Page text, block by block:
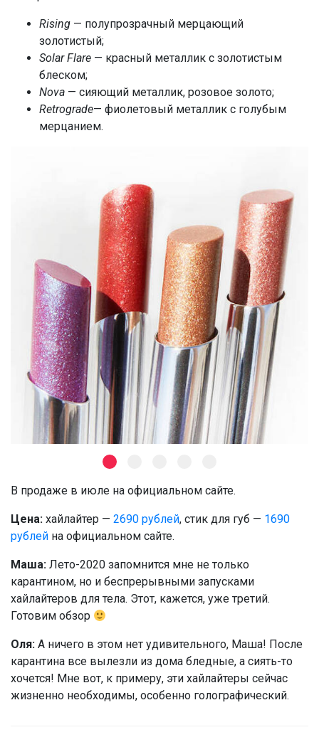
Rising — полупрозрачный мерцающий
золотистый;
Solar Flare — красный металлик с золотистым
блеском;
Nova — сияющий металлик, розовое золото;
Retrograde— фиолетовый металлик с голубым
мерцанием.
В продаже в июле на официальном сайте.
Цена: хайлайтер — 2690 рублей, стик для губ — 1690
рублей на официальном сайте.
Маша: Лето-2020 запомнится мне не только
карантином, но и беспрерывными запусками
хайлайтеров для тела. Этот, кажется, уже третий.
Готовим обзор
Оля: А ничего в этом нет удивительного, Маша! После
карантина все вылезли из дома бледные, а сиять-то
хочется! Мне вот, к примеру, эти хайлайтеры сейчас
жизненно необходимы, особенно голографический.